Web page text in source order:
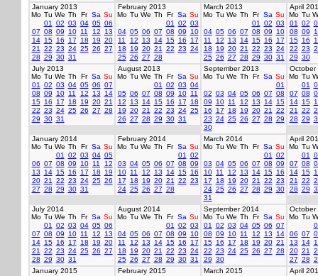
January 2013
Mo Tu We Th Fr Sa Su
01
02 03 04 05 06
07 08 09 10 11 12
13
14 15 16 17 18 19 20
21
22 23 24 25 26 27
28 29 30 31
February 2013
Mo Tu We Th Fr Sa Su
01
02 03
04 05 06 07 08 09
10
11
12 13 14 15 16
17
18
19 20 21 22 23 24
25 26 27 28
March 2013
Mo Tu We Th Fr Sa Su
01
02 03
04 05 06 07 08 09
10
11
12 13 14 15 16
17
18
19 20 21 22 23 24
25 26 27 28 29 30 31
April
Mo Tu
01
02
08 09
15 16
22 23
29 30
July 2013
Mo Tu We Th Fr Sa Su
01
02 03 04 05 06 07
08 09 10 11 12 13
14
15 16 17 18 19 20 21
22 23 24 25 26 27 28
29 30 31
August 2013
Mo Tu We Th Fr Sa Su
01
02 03 04
05 06 07 08 09 10 11
12
13 14 15 16 17
18
19 20 21 22 23 24 25
26 27 28 29 30 31
September 2013
Mo Tu We Th Fr Sa Su
01
02 03 04 05 06 07 08
09
10 11 12 13 14 15
16
17 18 19 20 21
22
23 24 25 26 27 28 29
30
October
Mo Tu
01
07 08
14 15
21
22
28 29
January 2014
Mo Tu We Th Fr Sa Su
01
02 03 04 05
06 07 08 09 10 11
12
13
14 15 16 17 18
19
20 21 22 23 24 25 26
27 28 29 30 31
February 2014
Mo Tu We Th Fr Sa Su
01
02
03 04 05 06 07 08 09
10 11 12 13 14 15 16
17
18 19 20 21 22 23
24 25 26 27 28
March 2014
Mo Tu We Th Fr Sa Su
01
02
03 04 05 06 07 08 09
10 11 12 13 14 15 16
17
18 19 20 21 22 23
24 25 26 27 28 29 30
31
April
Mo Tu
01
07 08
14 15
21
22
28 29
July 2014
Mo Tu We Th Fr Sa Su
01
02 03 04 05 06
07 08 09 10 11 12
13
14 15 16 17 18 19 20
21
22 23 24 25 26 27
28 29 30 31
August 2014
Mo Tu We Th Fr Sa Su
01
02 03
04 05 06 07 08 09
10
11
12 13 14 15 16
17
18
19 20 21 22 23 24
25 26 27 28 29 30 31
September 2014
Mo Tu We Th Fr Sa Su
01
02 03 04 05 06 07
08 09 10 11 12 13
14
15 16 17 18 19 20 21
22 23 24 25 26 27 28
29 30
October
Mo Tu
06 07
13
14
20 21
27 28
January 2015
February 2015
March 2015
April